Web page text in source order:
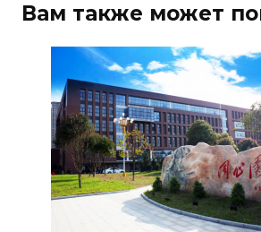
Вам также может